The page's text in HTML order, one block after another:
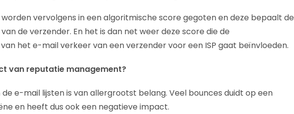
vervolgens in een algoritmische score gegoten en deze bepaalt de
de verzender. En het is dan net weer deze score die de
het e-mail verkeer van een verzender voor een ISP gaat beïnvloeden.
van reputatie management?
e-mail lijsten is van allergrootst belang. Veel bounces duidt op een
en heeft dus ook een negatieve impact.